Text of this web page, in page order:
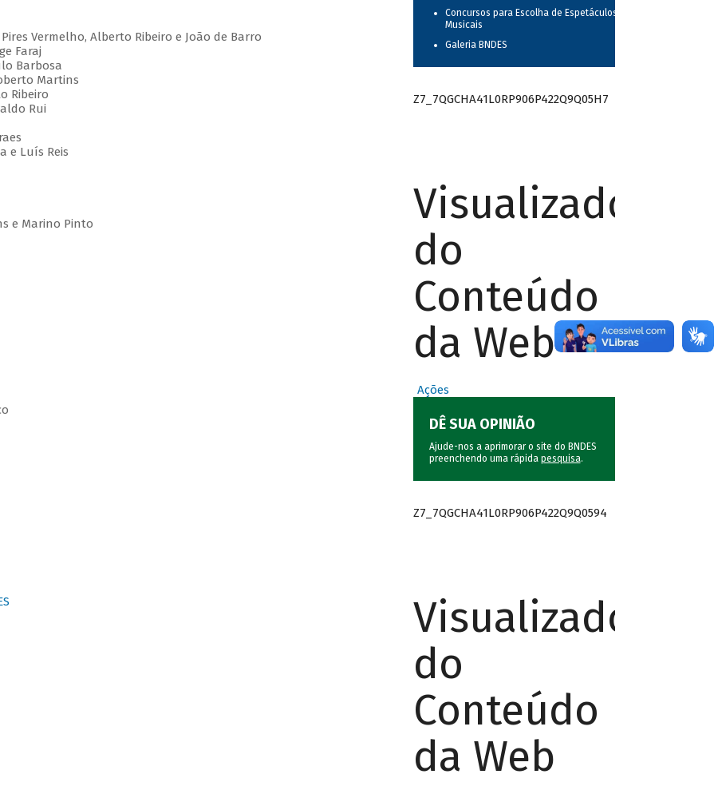
Vermelho, Alberto Ribeiro e João de Barro
Faraj
Barbosa
Martins
Ribeiro
Rui
e Luís Reis
e Marino Pinto
Concursos para Escolha de Espetáculos
Musicais
Galeria BNDES
Z7_7QGCHA41L0RP906P422Q9Q05H7
Visualizador
do
Conteúdo
da Web
Ações
DÊ SUA OPINIÃO
Ajude-nos a aprimorar o site do BNDES
preenchendo uma rápida pesquisa.
Z7_7QGCHA41L0RP906P422Q9Q0594
Visualizador
do
Conteúdo
da Web